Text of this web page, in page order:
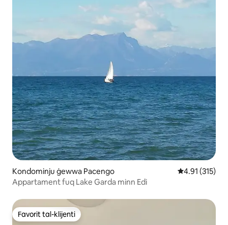
Kondominju ġewwa Pacengo Rating medju
4.91 (315)
Appartament fuq Lake Garda minn Edi
Favorit tal-klijenti
Favorit tal-klijenti